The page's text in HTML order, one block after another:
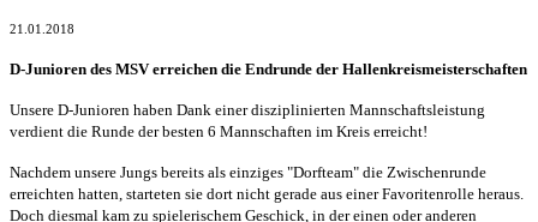
21.01.2018
D-Junioren des MSV erreichen die Endrunde der Hallenkreismeisterschaften
Unsere D-Junioren haben Dank einer disziplinierten Mannschaftsleistung
verdient die Runde der besten 6 Mannschaften im Kreis erreicht!
Nachdem unsere Jungs bereits als einziges "Dorfteam" die Zwischenrunde
erreichten hatten, starteten sie dort nicht gerade aus einer Favoritenrolle heraus.
Doch diesmal kam zu spielerischem Geschick, in der einen oder anderen